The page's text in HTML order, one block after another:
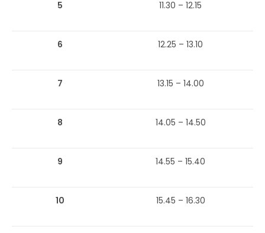
5 11.30 – 12.15
6 12.25 – 13.10
7 13.15 – 14.00
8 14.05 – 14.50
9 14.55 – 15.40
10 15.45 – 16.30